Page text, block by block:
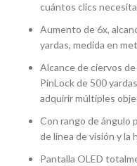
cuántos clics
Aumento de 6x,
yardas, medida en
Alcance de ciervos
PinLock de 500
adquirir múltiples
Con rango de ángulo
de línea de visión y la
Pantalla OLED